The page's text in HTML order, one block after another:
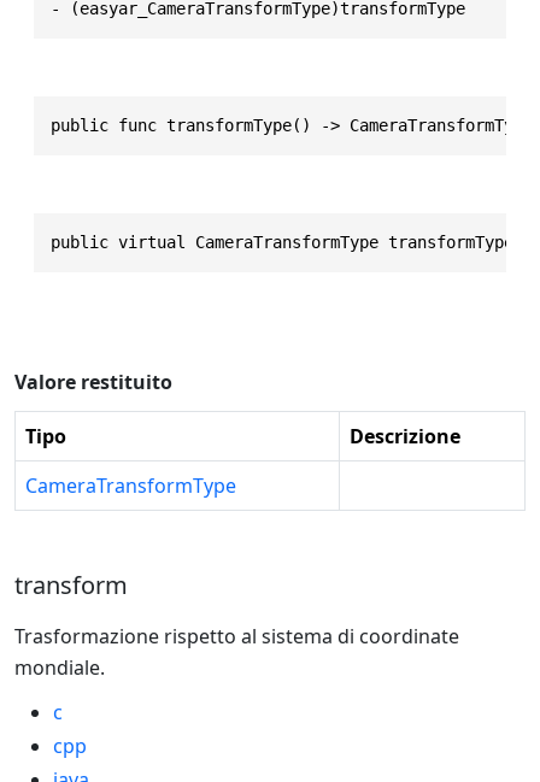
- (easyar_CameraTransformType)transformType
public func transformType() -> CameraTransformType
public virtual CameraTransformType transformType()
Valore restituito
Tipo
Descrizione
CameraTransformType
transform
Trasformazione rispetto al sistema di coordinate
mondiale.
c
cpp